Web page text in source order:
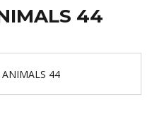
44